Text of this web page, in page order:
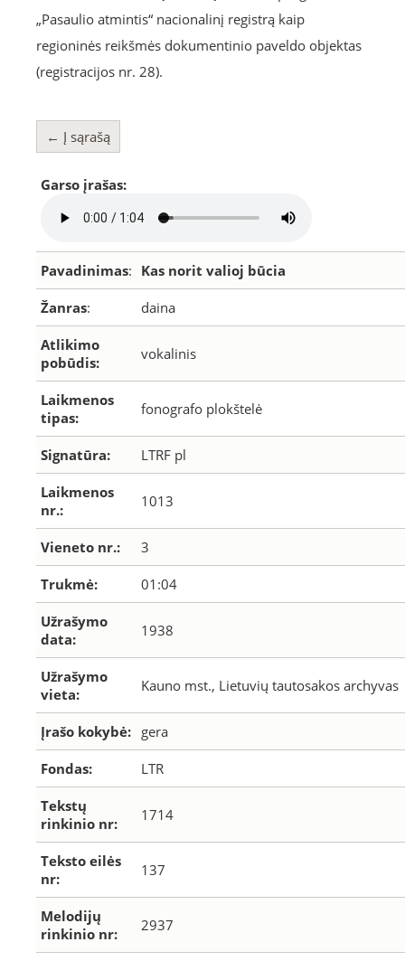
„Pasaulio atmintis“ nacionalinį registrą kaip
regioninės reikšmės dokumentinio paveldo objektas
(registracijos nr. 28).
← Į sąrašą
Garso įrašas:
Pavadinimas: Kas norit valioj būcia
Žanras: daina
Atlikimo
pobūdis:
vokalinis
Laikmenos
tipas:
fonografo plokštelė
Signatūra: LTRF pl
Laikmenos
nr.:
1013
Vieneto nr.: 3
Trukmė: 01:04
Užrašymo
data:
1938
Užrašymo
vieta:
Kauno mst., Lietuvių tautosakos archyvas
Įrašo kokybė: gera
Fondas: LTR
Tekstų
rinkinio nr:
1714
Teksto eilės
nr:
137
Melodijų
rinkinio nr:
2937